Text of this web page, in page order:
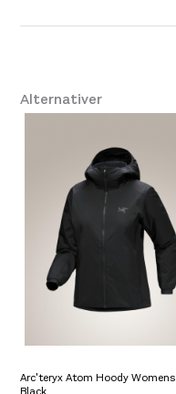
Leverandør
Alternativer
Arc'teryx Atom Hoody Womens